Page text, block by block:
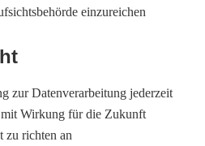
einzureichen
zur Datenverarbeitung jederzeit
Wirkung für die Zukunft
zu richten an